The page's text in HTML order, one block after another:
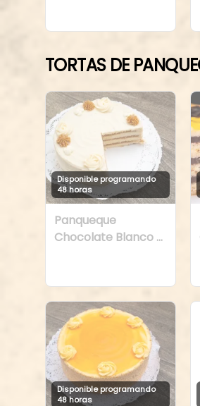
TORTAS DE
Disponible programando
48 horas
Panqueque
Chocolate Blanco y
Disponible programando
48 horas